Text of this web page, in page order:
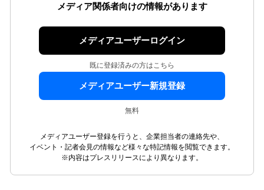
メディア関係者向けの情報があります
メディアユーザーログイン
既に登録済みの方はこちら
メディアユーザー新規登録
無料
メディアユーザー登録を行うと、企業担当者の連絡先や、
イベント・記者会見の情報など様々な特記情報を閲覧できます。
※内容はプレスリリースにより異なります。